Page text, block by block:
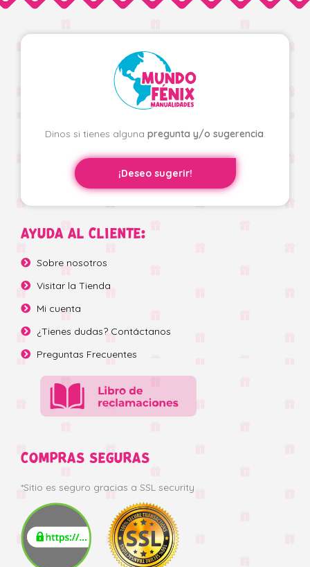
Dinos si tienes alguna pregunta y/o sugerencia.
¡Deseo sugerir!
AYUDA AL CLIENTE:
Sobre nosotros
Visitar la Tienda
Mi cuenta
¿Tienes dudas? Contáctanos
Preguntas Frecuentes
COMPRAS SEGURAS
*Sitio es seguro gracias a SSL security